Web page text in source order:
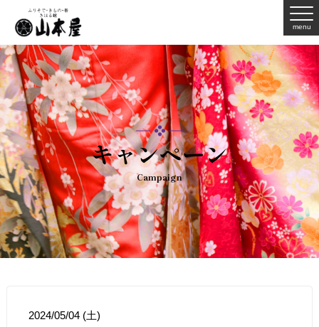
menu
キャンペーン
Campaign
2024/05/04 (土)